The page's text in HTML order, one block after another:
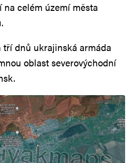
celém území města
tří dnů ukrajinská armáda
oblast severovýchodní